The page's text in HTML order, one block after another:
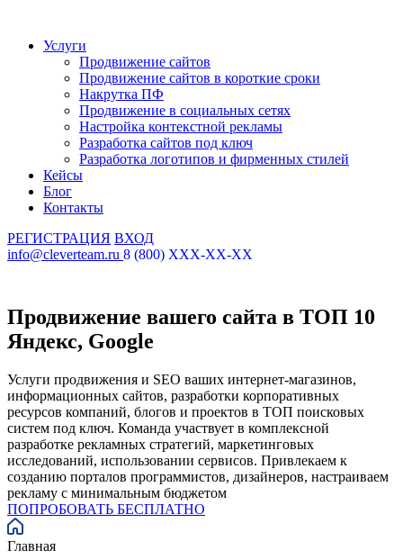
Услуги
Продвижение сайтов
Продвижение сайтов в короткие сроки
Накрутка ПФ
Продвижение в социальных сетях
Настройка контекстной рекламы
Разработка сайтов под ключ
Разработка логотипов и фирменных стилей
Кейсы
Блог
Контакты
РЕГИСТРАЦИЯ ВХОД
info@cleverteam.ru 8 (800) XXX-XX-XX
Продвижение вашего сайта в ТОП 10
Яндекс, Google
Услуги продвижения и SEO ваших интернет-магазинов,
информационных сайтов, разработки корпоративных
ресурсов компаний, блогов и проектов в ТОП поисковых
систем под ключ. Команда участвует в комплексной
разработке рекламных стратегий, маркетинговых
исследований, использовании сервисов. Привлекаем к
созданию порталов программистов, дизайнеров, настраиваем
рекламу с минимальным бюджетом
ПОПРОБОВАТЬ БЕСПЛАТНО
Главная